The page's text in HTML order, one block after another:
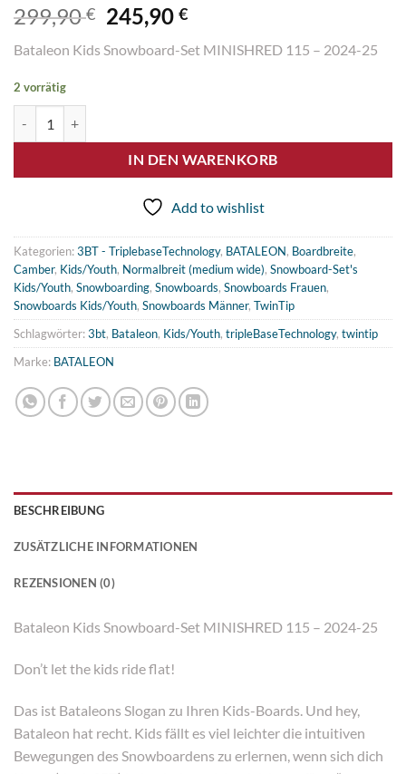
299,90€ Ursprünglicher
Preis
war:
245,90€Aktueller
ist:
Bataleon Kids Snowboard-Set MINISHRED 115 – 2024-25
2 vorrätig
IN DEN WARENKORB
Add to wishlist
Kategorien:3BT - TriplebaseTechnology, BATALEON, Boardbreite,
Camber, Kids/Youth, Normalbreit (medium wide), Snowboard-Set's
Kids/Youth, Snowboarding, Snowboards, Snowboards Frauen,
Snowboards Kids/Youth, Snowboards Männer, TwinTip
Schlagwörter:3bt, Bataleon, Kids/Youth, tripleBaseTechnology, twintip
Marke: BATALEON
BESCHREIBUNG
ZUSÄTZLICHE INFORMATIONEN
REZENSIONEN (0)
Bataleon Kids Snowboard-Set MINISHRED 115 – 2024-25
Don’t let the kids ride flat!
Das ist Bataleons Slogan zu Ihren Kids-Boards. Und hey,
Bataleon hat recht. Kids fällt es viel leichter die intuitiven
Bewegungen des Snowboardens zu erlernen, wenn sich dich